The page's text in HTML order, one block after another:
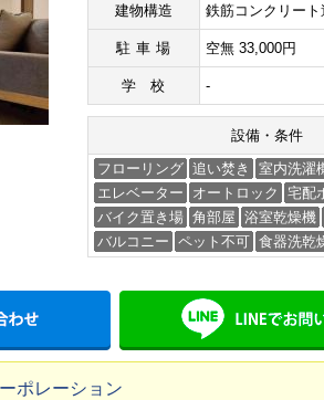
建物構造 鉄筋コンクリート
駐車場 空無 33,000円
学校 -
設備・条件
フローリング 追い焚き
室内洗濯
エレベーター
オートロック 宅配
バイク置き場 角部屋 浴室乾燥機
バルコニー ペット不可 食器洗乾
メールでお問い合わせ
ポレーション